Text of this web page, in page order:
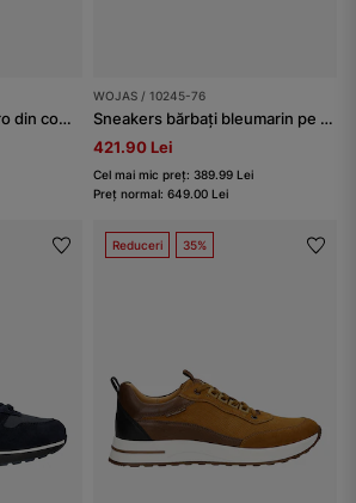
Pantofi bărbătești maro din combinație de piele
WOJAS / 10245-76
Sneakers bărbați bleumarin pe talpă contrastantă
421.90 Lei
Cel mai mic preț: 389.99 Lei
Preț normal: 649.00 Lei
Reduceri 35%